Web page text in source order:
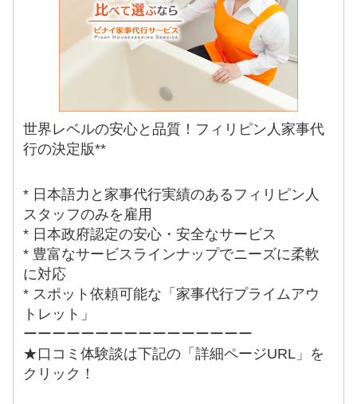
世界レベルの安心と品質！フィリピン人家事代
行の決定版**
* 日本語力と家事代行実績のあるフィリピン人
スタッフのみを雇用
* 日本政府認定の安心・安全なサービス
* 豊富なサービスラインナップでニーズに柔軟
に対応
* スポット依頼可能な「家事代行プライムアウ
トレット」
ーーーーーーーーーーーーーーーー
★口コミ体験談は下記の「詳細ページURL」を
クリック！